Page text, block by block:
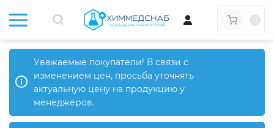
Уважаемые покупатели! В связи с
изменением цен, просьба уточнять
актуальную цену на продукцию у
менеджеров.